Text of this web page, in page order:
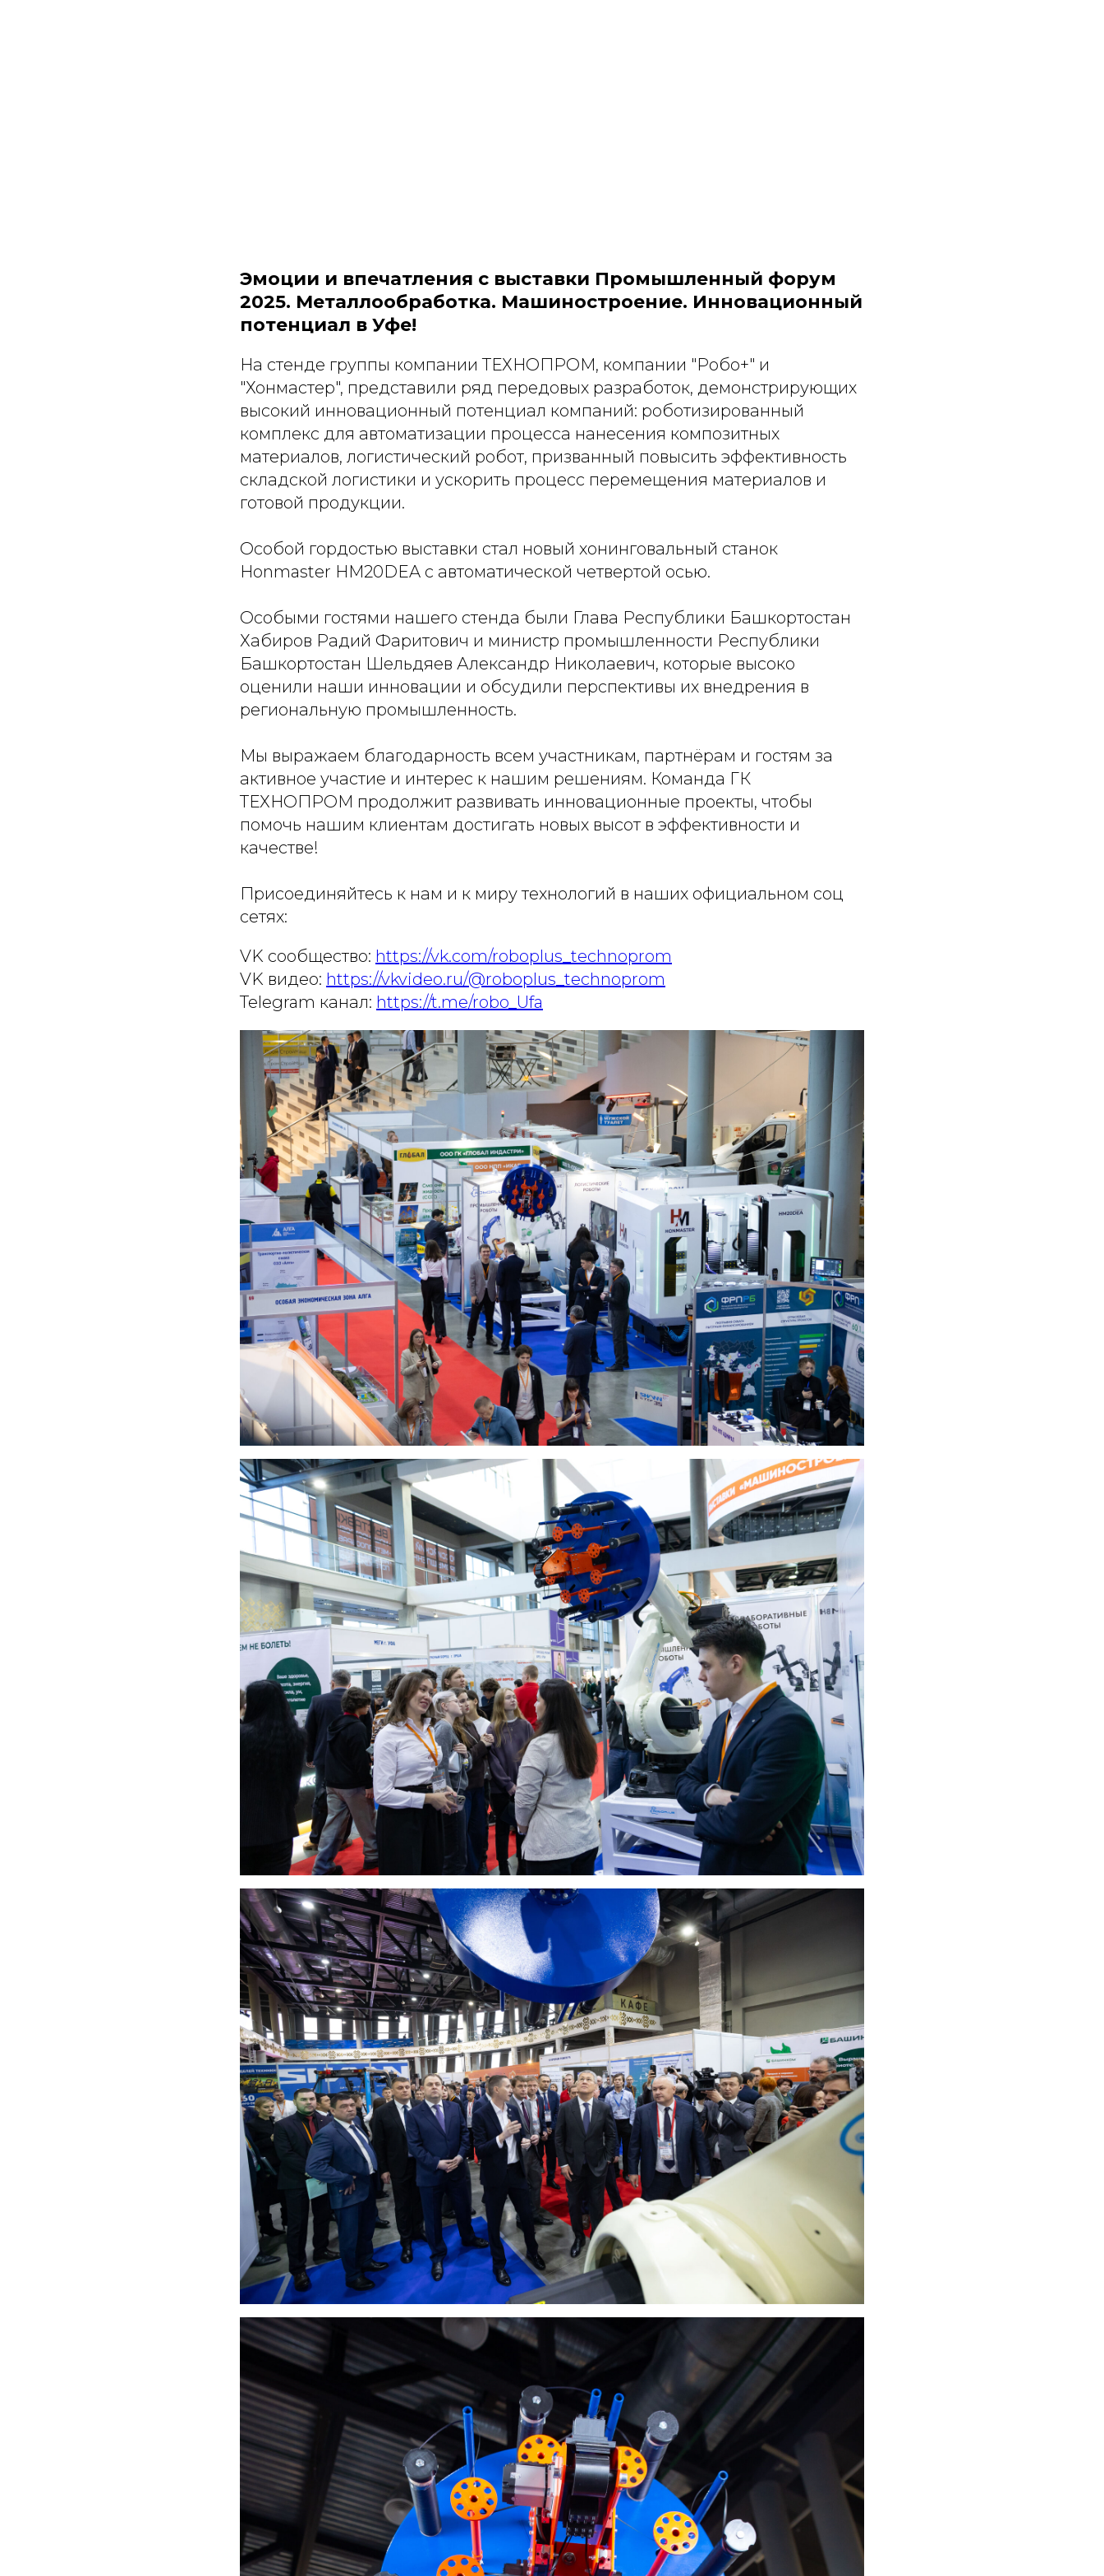
Эмоции и впечатления с выставки Промышленный форум
2025. Металлообработка. Машиностроение. Инновационный
потенциал в Уфе!
На стенде группы компании ТЕХНОПРОМ, компании "Робо+" и
"Хонмастер", представили ряд передовых разработок, демонстрирующих
высокий инновационный потенциал компаний: роботизированный
комплекс для автоматизации процесса нанесения композитных
материалов, логистический робот, призванный повысить эффективность
складской логистики и ускорить процесс перемещения материалов и
готовой продукции.
Особой гордостью выставки стал новый хонинговальный станок
Honmaster HM20DEA с автоматической четвертой осью.
Особыми гостями нашего стенда были Глава Республики Башкортостан
Хабиров Радий Фаритович и министр промышленности Республики
Башкортостан Шельдяев Александр Николаевич, которые высоко
оценили наши инновации и обсудили перспективы их внедрения в
региональную промышленность.
Мы выражаем благодарность всем участникам, партнёрам и гостям за
активное участие и интерес к нашим решениям. Команда ГК
ТЕХНОПРОМ продолжит развивать инновационные проекты, чтобы
помочь нашим клиентам достигать новых высот в эффективности и
качестве!
Присоединяйтесь к нам и к миру технологий в наших официальном соц
сетях:
VK сообщество: https://vk.com/roboplus_technoprom
VK видео: https://vkvideo.ru/@roboplus_technoprom
Telegram канал: https://t.me/robo_Ufa